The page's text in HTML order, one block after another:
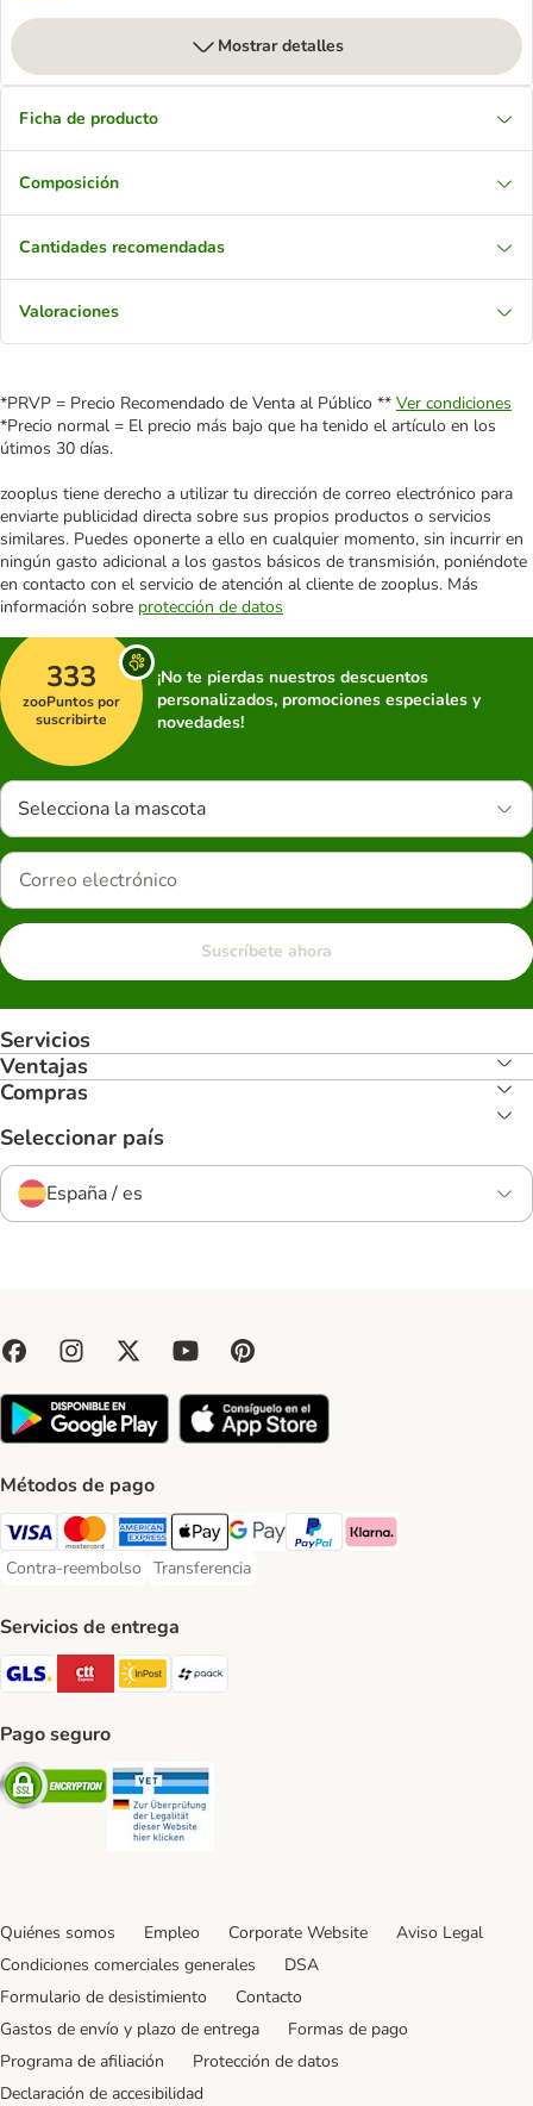
Mostrar detalles
Ficha de producto
Composición
Cantidades recomendadas
Valoraciones
*PRVP = Precio Recomendado de Venta al Público ** Ver condiciones
*Precio normal = El precio más bajo que ha tenido el artículo en los
útimos 30 días.
zooplus tiene derecho a utilizar tu dirección de correo electrónico para
enviarte publicidad directa sobre sus propios productos o servicios
similares. Puedes oponerte a ello en cualquier momento, sin incurrir en
ningún gasto adicional a los gastos básicos de transmisión, poniéndote
en contacto con el servicio de atención al cliente de zooplus. Más
información sobre protección de datos
333
zooPuntos por
suscribirte
¡No te pierdas nuestros descuentos
personalizados, promociones especiales y
novedades!
Selecciona la mascota
Suscríbete ahora
Servicios
Ventajas
Compras
Seleccionar país
España / es
Métodos de pago
Visa Payment Method
Mastercard Payment Method
American Express Payment Method
Apple Pay Payment Method
Google Pay Payment Method
PayPal Payment Method
Klarna Payment Method
Contra-reembolso
Contra-reembolso Payment Method
Transferencia
Transferencia Payment Method
Servicios de entrega
GLS Shipping Method
CTTExpress Shipping Method
InPost Shipping Method
paack Shipping Method
Pago seguro
Security
Quiénes somos Empleo Corporate Website
Aviso Legal
Condiciones comerciales generales
DSA
Formulario de desistimiento
Contacto
Gastos de envío y plazo de entrega
Formas de pago
Programa de afiliación
Protección de datos
Declaración de accesibilidad